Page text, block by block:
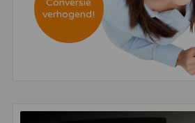
Conversie
verhogend!